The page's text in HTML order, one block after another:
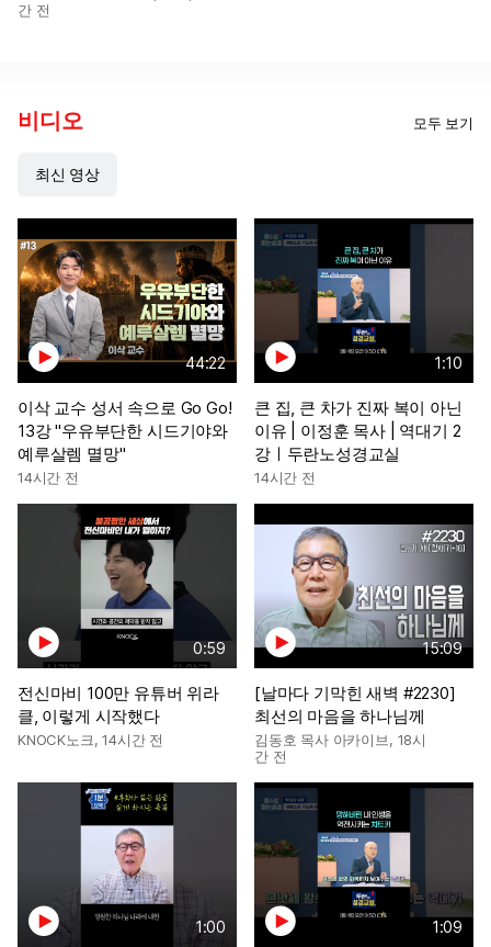
간 전
비디오 모두 보기
최신 영상
44:22
이삭 교수 성서 속으로 Go Go!
13강 "우유부단한 시드기야와
예루살렘 멸망"
14시간 전
1:10
큰 집, 큰 차가 진짜 복이 아닌
이유 | 이정훈 목사 | 역대기 2
강ㅣ두란노성경교실
14시간 전
0:59
전신마비 100만 유튜버 위라
클, 이렇게 시작했다
KNOCK노크,14시간 전
15:09
[날마다 기막힌 새벽 #2230]
최선의 마음을 하나님께
김동호 목사 아카이브, 18시
간 전
1:00 1:09